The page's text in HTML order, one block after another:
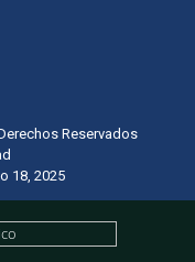
Reservados
18, 2025